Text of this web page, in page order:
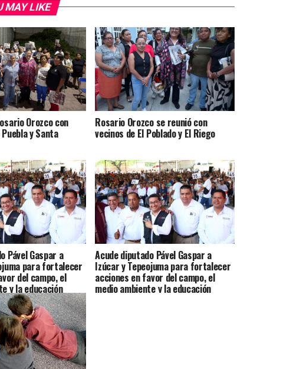
MAY LIKE
Orozco con
y Santa
Rosario Orozco se reunió con
vecinos de El Poblado y El Riego
Pável Gaspar a
para fortalecer
del campo, el
y la educación
Acude diputado Pável Gaspar a
Izúcar y Tepeojuma para fortalecer
acciones en favor del campo, el
medio ambiente y la educación